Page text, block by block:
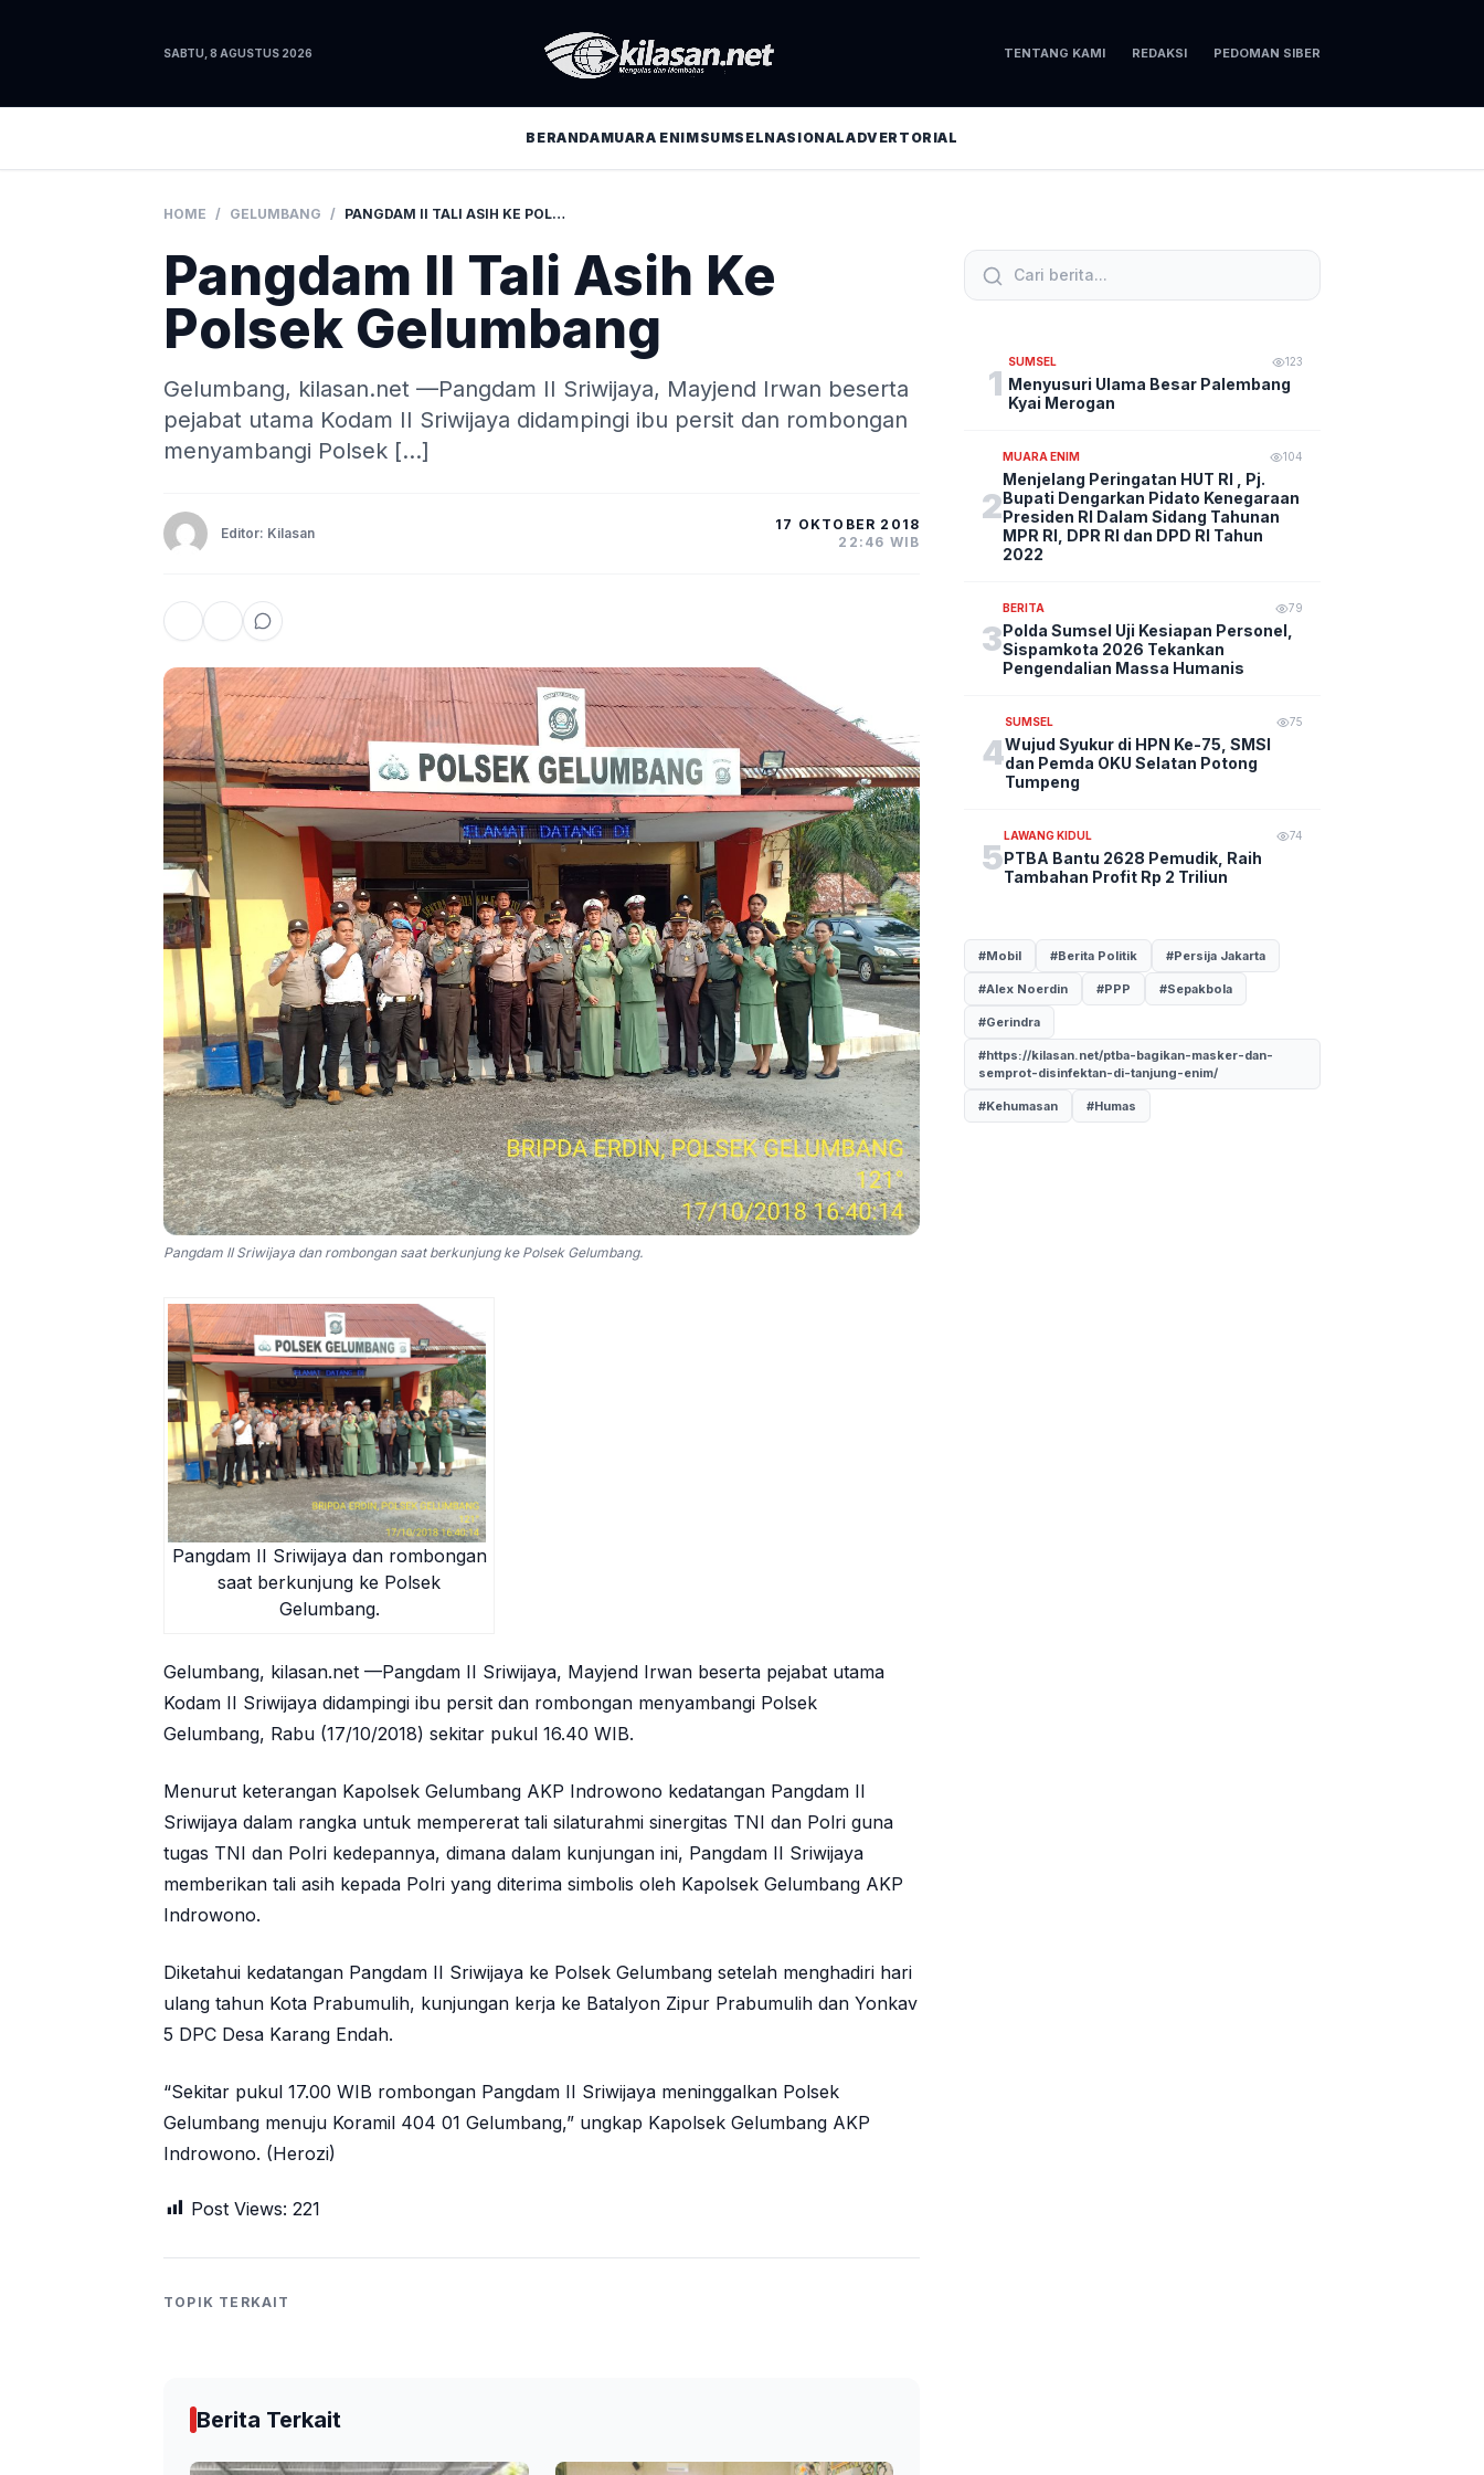
SABTU, 8 AGUSTUS 2026 TENTANG KAMI REDAKSI PEDOMAN SIBER
BERANDAMUARA ENIMSUMSELNASIONALADVERTORIAL
HOME / GELUMBANG / PANGDAM II TALI ASIH KE POLSEK GELUMBANG
Pangdam II Tali Asih Ke
Polsek Gelumbang
Gelumbang, kilasan.net —Pangdam II Sriwijaya, Mayjend Irwan beserta
pejabat utama Kodam II Sriwijaya didampingi ibu persit dan rombongan
menyambangi Polsek […]
Editor: Kilasan
17 OKTOBER 2018
22:46 WIB
Pangdam II Sriwijaya dan rombongan saat berkunjung ke Polsek Gelumbang.
Pangdam II Sriwijaya dan rombongan
saat berkunjung ke Polsek
Gelumbang.
Gelumbang, kilasan.net —Pangdam II Sriwijaya, Mayjend Irwan beserta pejabat utama
Kodam II Sriwijaya didampingi ibu persit dan rombongan menyambangi Polsek
Gelumbang, Rabu (17/10/2018) sekitar pukul 16.40 WIB.
Menurut keterangan Kapolsek Gelumbang AKP Indrowono kedatangan Pangdam II
Sriwijaya dalam rangka untuk mempererat tali silaturahmi sinergitas TNI dan Polri guna
tugas TNI dan Polri kedepannya, dimana dalam kunjungan ini, Pangdam II Sriwijaya
memberikan tali asih kepada Polri yang diterima simbolis oleh Kapolsek Gelumbang AKP
Indrowono.
Diketahui kedatangan Pangdam II Sriwijaya ke Polsek Gelumbang setelah menghadiri hari
ulang tahun Kota Prabumulih, kunjungan kerja ke Batalyon Zipur Prabumulih dan Yonkav
5 DPC Desa Karang Endah.
“Sekitar pukul 17.00 WIB rombongan Pangdam II Sriwijaya meninggalkan Polsek
Gelumbang menuju Koramil 404 01 Gelumbang,” ungkap Kapolsek Gelumbang AKP
Indrowono. (Herozi)
Post Views: 221
TOPIK TERKAIT
Berita Terkait
1
SUMSEL 123
Menyusuri Ulama Besar Palembang
Kyai Merogan
2
MUARA ENIM 104
Menjelang Peringatan HUT RI , Pj.
Bupati Dengarkan Pidato Kenegaraan
Presiden RI Dalam Sidang Tahunan
MPR RI, DPR RI dan DPD RI Tahun
2022
3
BERITA 79
Polda Sumsel Uji Kesiapan Personel,
Sispamkota 2026 Tekankan
Pengendalian Massa Humanis
4
SUMSEL 75
Wujud Syukur di HPN Ke-75, SMSI
dan Pemda OKU Selatan Potong
Tumpeng
5
LAWANG KIDUL 74
PTBA Bantu 2628 Pemudik, Raih
Tambahan Profit Rp 2 Triliun
#Mobil #Berita Politik #Persija Jakarta
#Alex Noerdin #PPP #Sepakbola
#Gerindra
#https://kilasan.net/ptba-bagikan-masker-dan-
semprot-disinfektan-di-tanjung-enim/
#Kehumasan #Humas